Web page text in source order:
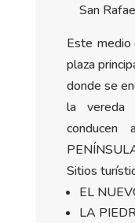
San
Este medio
plaza
donde se
la vereda
conducen
Sitios
EL
LA